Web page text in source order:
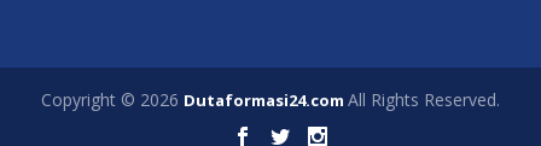
Copyright © 2026 Dutaformasi24.com All Rights Reserved.